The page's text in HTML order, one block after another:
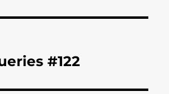
#122